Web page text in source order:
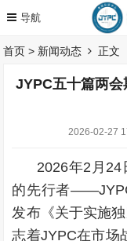
首页 > 新闻动态 正文
JYPC五十篇两
2026-02-27
2026年2月
的先行者
发布《关于实施
志着JYPC在市场